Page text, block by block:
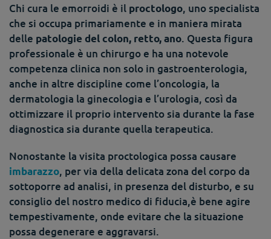
Chi cura le emorroidi è il proctologo, uno specialista
che si occupa primariamente e in maniera mirata
delle patologie del colon, retto, ano. Questa figura
professionale è un chirurgo e ha una notevole
competenza clinica non solo in gastroenterologia,
anche in altre discipline come l’oncologia, la
dermatologia la ginecologia e l’urologia, così da
ottimizzare il proprio intervento sia durante la fase
diagnostica sia durante quella terapeutica.
Nonostante la visita proctologica possa causare
imbarazzo, per via della delicata zona del corpo da
sottoporre ad analisi, in presenza del disturbo, e su
consiglio del nostro medico di fiducia,è bene agire
tempestivamente, onde evitare che la situazione
possa degenerare e aggravarsi.